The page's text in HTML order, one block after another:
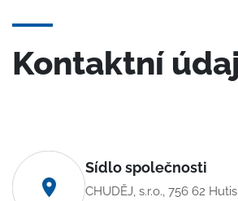
Kontaktní
Sídlo společnosti
CHUDĚJ, s.r.o., 756 62